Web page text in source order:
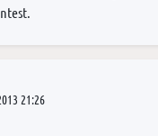
21:26